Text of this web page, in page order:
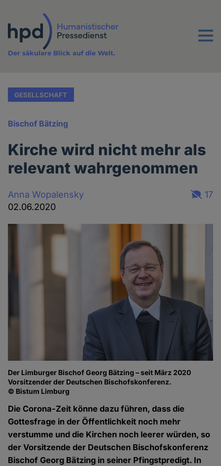
Inhalt
Menu
Der säkulare Blick auf die Welt.
GESELLSCHAFT
Bischof Bätzing
Kirche wird nicht mehr als
relevant wahrgenommen
Anna Wopalensky
02.06.2020
17
Der Limburger Bischof Georg Bätzing – seit März 2020
Vorsitzender der Deutschen Bischofskonferenz.
© Bistum Limburg
Die Corona-Zeit könne dazu führen, dass die
Gottesfrage in der Öffentlichkeit noch mehr
verstumme und die Kirchen noch leerer würden, so
der Vorsitzende der Deutschen Bischofskonferenz
Bischof Georg Bätzing in seiner Pfingstpredigt. In